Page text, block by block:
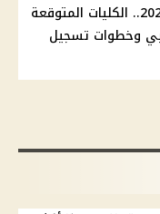
تنسيق المرحلة الثانية 2026.. الكليات المتوقعة
وخطوات تسجيل